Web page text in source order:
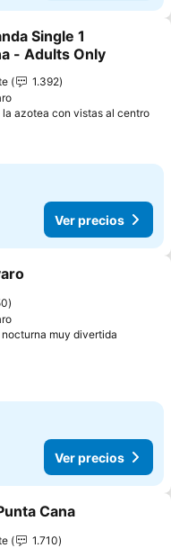
a favoritos
Single 1
- Adults Only
1.392
la azotea con vistas al centro
Ver precios
a favoritos
muy divertida
Ver precios
a favoritos
Cana
1.710